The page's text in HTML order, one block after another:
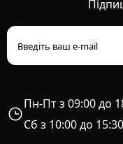
Пн-Пт з 09:00 до
Сб з 10:00 до